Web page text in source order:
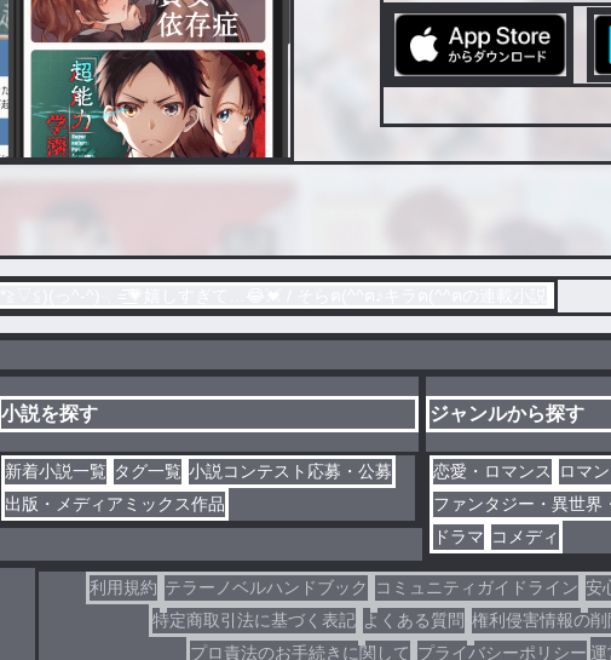
小説を探す
新着小説一覧 タグ一覧 小説コンテスト応募・公募
出版・メディアミックス作品
ジャンルから探す
恋愛・ロマンス
ロマ
ファンタジー・異世界
ドラマ コメディ
利用規約 テラーノベルハンドブック コミュニティガイドライン 安
特定商取引法に基づく表記 よくある質問 権利侵害情報の削
プロ責法のお手続きに関して プライバシーポリシー 運